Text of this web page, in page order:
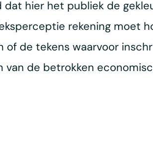
dat hier het publiek de
rekening moet
of de tekens waarvoor
van de betrokken